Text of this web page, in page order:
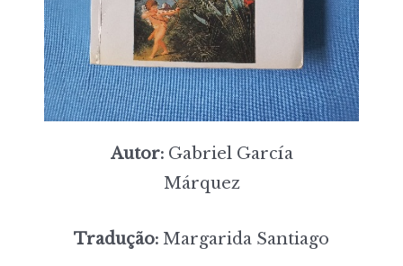
Autor:Gabriel García
Márquez
Tradução: Margarida Santiago